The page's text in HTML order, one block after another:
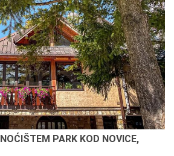
PARK KOD NOVICE,